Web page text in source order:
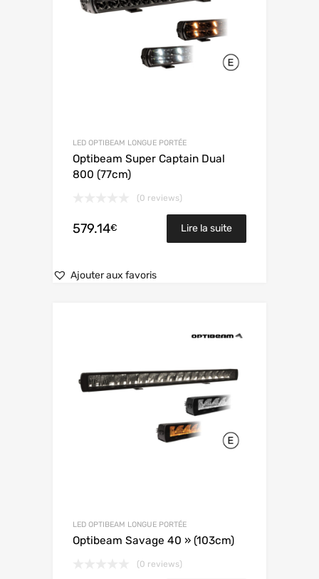
LED OPTIBEAM LONGUE PORTÉE
Optibeam Super Captain Dual
800 (77cm)
(0 reviews)
579.14€ Lire la suite
Ajouter aux favoris
LED OPTIBEAM LONGUE PORTÉE
Optibeam Savage 40 » (103cm)
(0 reviews)